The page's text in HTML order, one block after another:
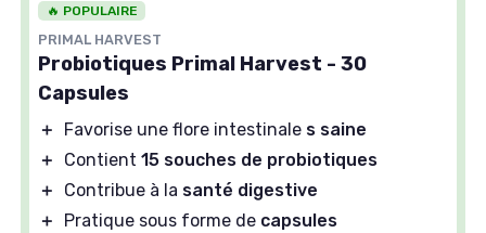
🔥 POPULAIRE
PRIMAL HARVEST
Probiotiques Primal Harvest - 30
Capsules
＋ Favorise une flore intestinale s saine
＋
Contient 15 souches de probiotiques
＋
Contribue à la santé digestive
＋
Pratique sous forme de capsules